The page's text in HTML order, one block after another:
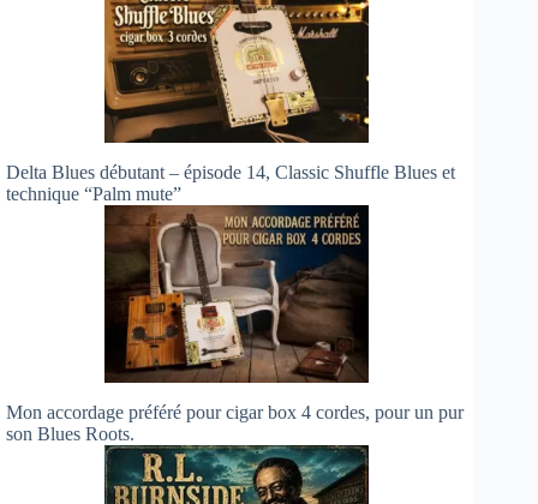
Delta Blues débutant – épisode 14, Classic Shuffle Blues et
technique “Palm mute”
Mon accordage préféré pour cigar box 4 cordes, pour un pur
son Blues Roots.